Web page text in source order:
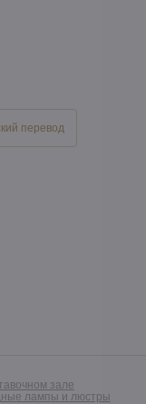
перевод
зале
лампы и люстры